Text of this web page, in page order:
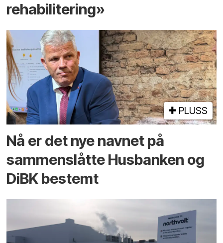
rehabilitering»
PLUSS
Nå er det nye navnet på
sammenslåtte Husbanken og
DiBK bestemt